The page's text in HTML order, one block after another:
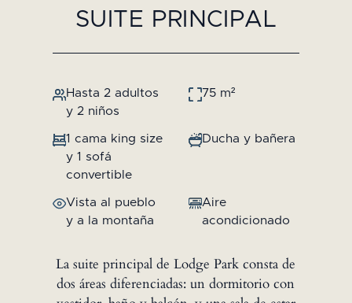
SUITE PRINCIPAL
Hasta 2 adultos
y 2 niños
75 m²
1 cama king size
y 1 sofá
convertible
Ducha y bañera
Vista al pueblo
y a la montaña
Aire
acondicionado
La suite principal de Lodge Park consta de
dos áreas diferenciadas: un dormitorio con